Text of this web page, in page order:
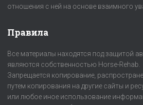
отношения с ней на основе взаимного
Правила
Все материалы находятся под защитой
являются собственностью Horse-Rehab.
Запрещается копирование,
путем копирования на другие сайты и
или любое иное использование